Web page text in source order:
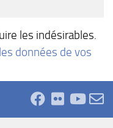
les indésirables.
données de vos